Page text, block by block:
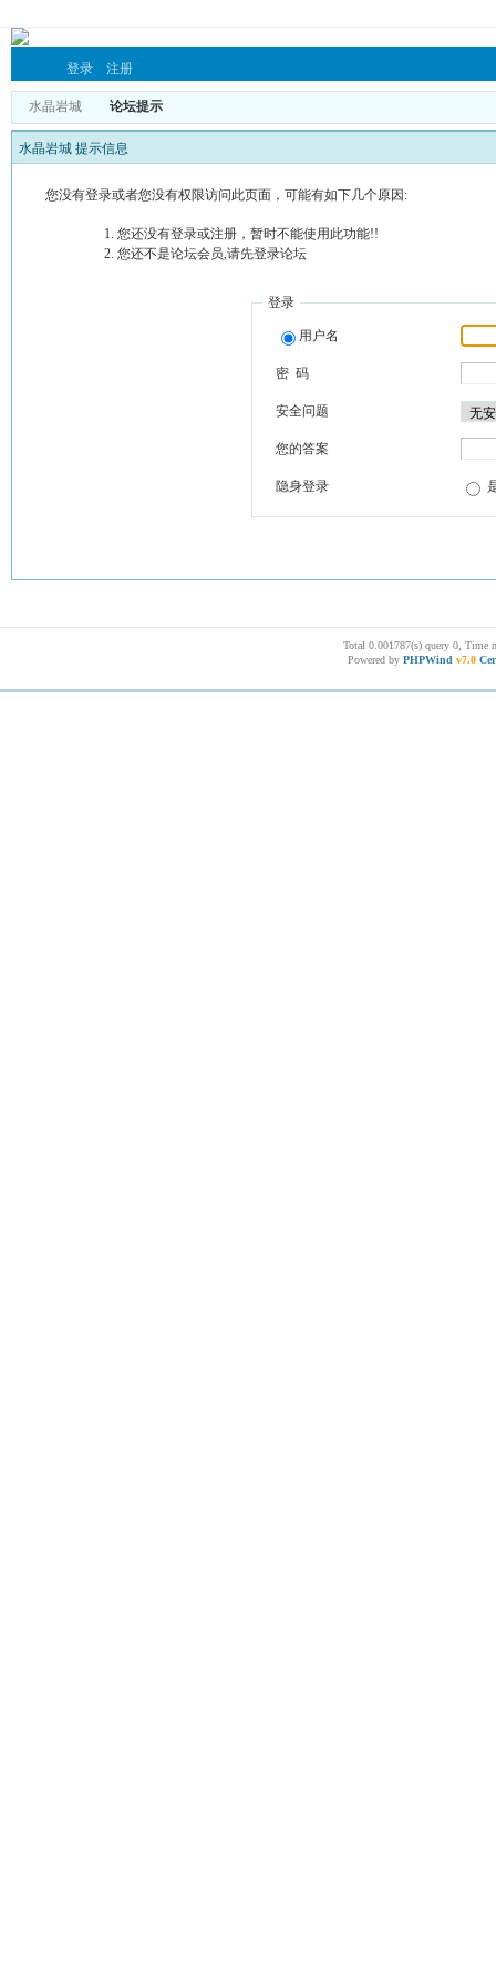
登录 注册
水晶岩城 论坛提示
水晶岩城 提示信息
您没有登录或者您没有权限访问此页面，可能有如下几个原因:
您还没有登录或注册，暂时不能使用此功能!!
您还不是论坛会员,请先登录论坛
登录
用户名
密 码
安全问题
您的答案
隐身登录
Total 0.001787(s) query 0, Time
Powered by PHPWind v7.0